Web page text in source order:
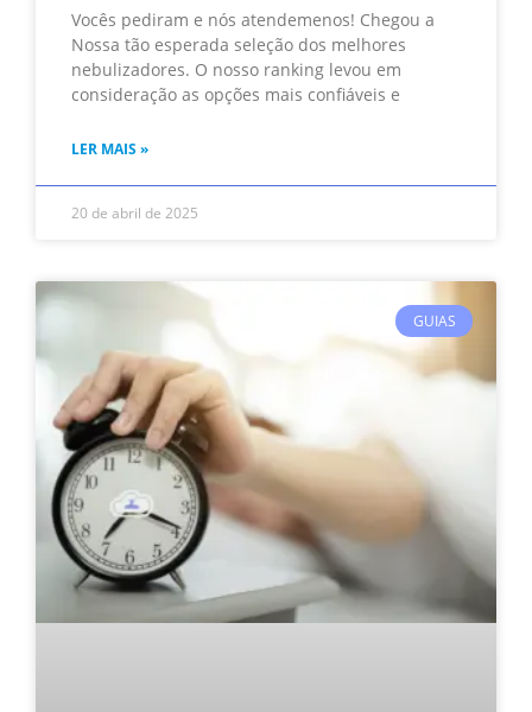
Vocês pediram e nós atendemenos! Chegou a
Nossa tão esperada seleção dos melhores
nebulizadores. O nosso ranking levou em
consideração as opções mais confiáveis e
LER MAIS »
20 de abril de 2025
GUIAS